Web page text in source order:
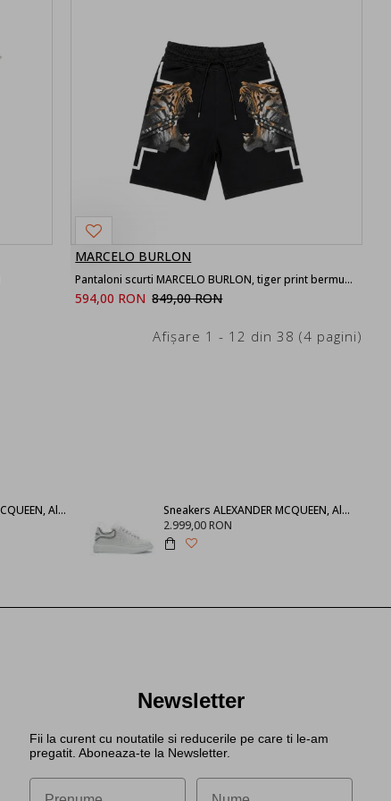
MARCELO BURLON
Pantaloni scurti MARCELO BURLON, tiger print bermuda, Negru
594,00 RON 849,00 RON
Afişare 1 - 12 din 38 (4 pagini)
SNEAKERS ALEXANDER MCQUEEN, Alb 553770WHGP09000
Sneakers ALEXANDER MCQUEEN, Alb cu negru 625156WHXMT9074
2.999,00 RON
Newsletter
Fii la curent cu noutatile si reducerile pe care ti le-am
pregatit. Aboneaza-te la Newsletter.